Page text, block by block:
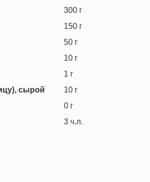
300 г
150 г
50 г
10 г
1 г
сырой
10 г
0 г
3 ч.л.